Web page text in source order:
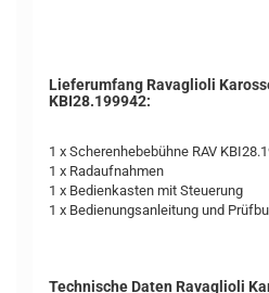
Lieferumfang Ravaglioli
KBI28.199942:
1 x Scherenhebebühne RAV
1 x Radaufnahmen
1 x Bedienkasten mit Steuerung
1 x Bedienungsanleitung und
Technische Daten Ravaglioli